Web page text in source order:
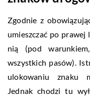
Zgodnie z
umieszczać po
nią (pod
wszystkich pasów).
ulokowaniu znaku
Jednak chodzi tu